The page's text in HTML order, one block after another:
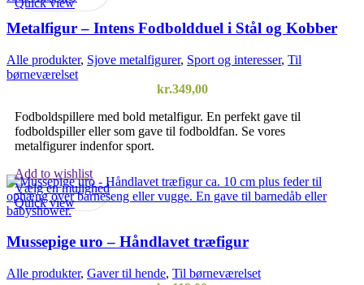
Quick view
Metalfigur – Intens Fodboldduel i Stål og Kobber
Alle produkter, Sjove metalfigurer, Sport og interesser, Til
børneværelset
kr.349,00
Fodboldspillere med bold metalfigur. En perfekt gave til
fodboldspiller eller som gave til fodboldfan. Se vores
metalfigurer indenfor sport.
Add to wishlist
Vælg en mulighed
Quick view
Mussepige uro – Håndlavet træfigur
Alle produkter, Gaver til hende, Til børneværelset